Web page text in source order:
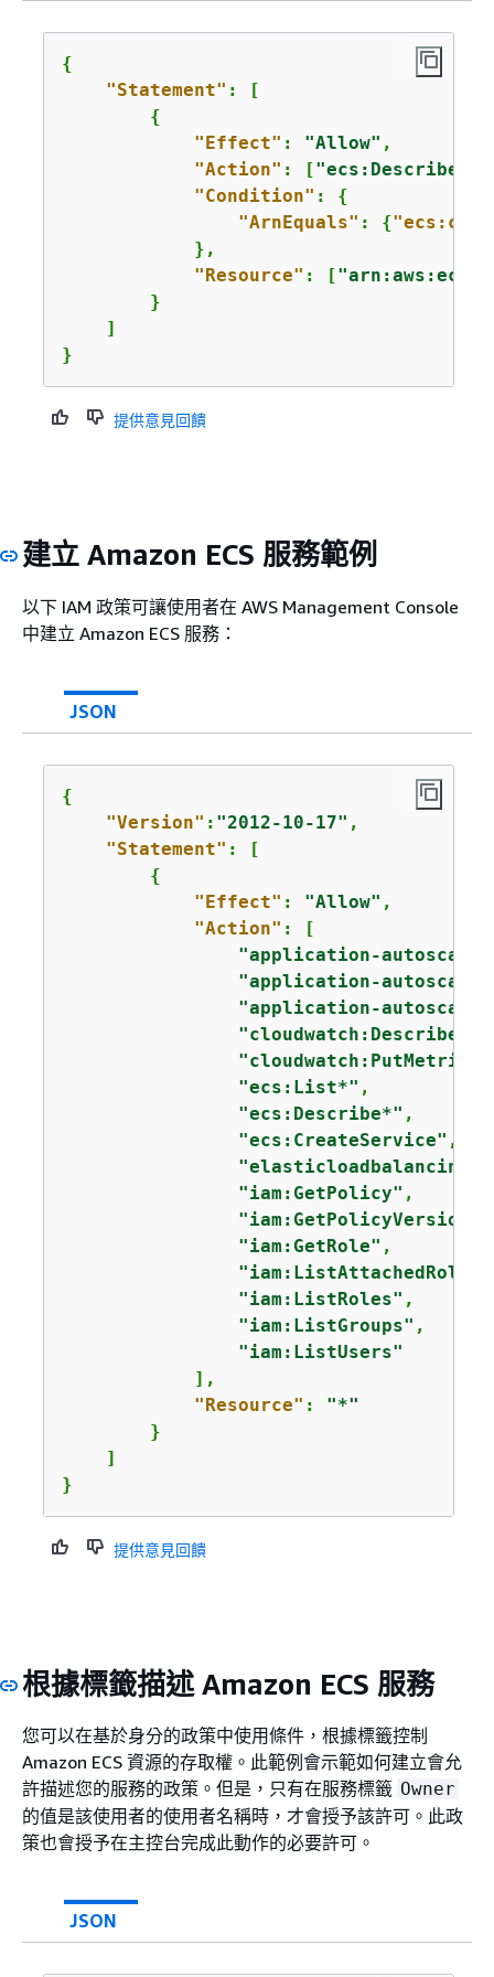
{
"Statement" : [
{
"Effect" : "Allow" ,
"Action" : [
"Condition" : {
"ArnEquals" : {
            },
"Resource" : [
        }
    ]
}
提供意見回饋
建立 Amazon ECS 服務範例
以下 IAM 政策可讓使用者在 AWS Management Console
中建立 Amazon ECS 服務：
JSON
{
"Version" : "2012-10-17" ,
"Statement" : [
{
"Effect" : "Allow" ,
"Action" : [
"application-
"application-
"application-
"ecs:List*" ,
"ecs:Describe*" ,
"ecs:CreateService" ,
"iam:GetPolicy" ,
"iam:GetPolicyVersion"
"iam:GetRole" ,
"iam:ListRoles" ,
"iam:ListGroups" ,
"iam:ListUsers"
            ],
"Resource" : "*"
        }
    ]
}
提供意見回饋
根據標籤描述 Amazon ECS 服務
您可以在基於身分的政策中使用條件，根據標籤控制
Amazon ECS 資源的存取權。此範例會示範如何建立會允
許描述您的服務的政策。但是，只有在服務標籤 Owner
的值是該使用者的使用者名稱時，才會授予該許可。此政
策也會授予在主控台完成此動作的必要許可。
JSON